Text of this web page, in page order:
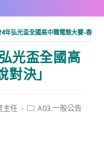
年弘光盃全國高中職電競大賽-春季
光盃全國高
決」
主任
PostA03.一般公告